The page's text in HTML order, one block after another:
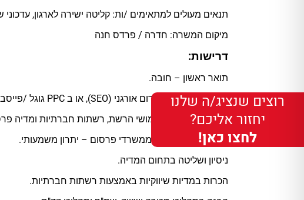
תנאים מעולים למתאימים /ות: קליטה ישירה לארגון, עדכוני
מיקום המשרה: חדרה / פרדס חנה
דרישות:
תואר ראשון – חובה.
ידע וניסיון קודם בקידום אורגני (SEO), או ב PPC גוגל /פייסבוק – חובה
הכרה לעומק של שימושי הרשת, רשתות חברתיות ומדיה
ניסיון קודם של שנה ממשרדי פרסום – יתרון משמעותי.
ניסיון ושליטה בתחום המדיה.
הכרות במדיות שיווקיות באמצעות רשתות חברתיות.
רוצים שנציג/ה שלנו
יחזור אליכם?
לחצו כאן!